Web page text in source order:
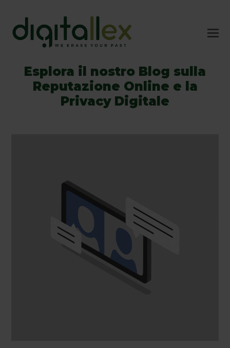
Esplora il nostro Blog sulla
Reputazione Online e la
Privacy Digitale